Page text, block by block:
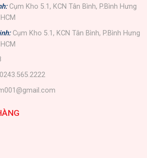
Cụm Kho 5.1, KCN Tân Bình, P.Bình Hưng
Cụm Kho 5.1, KCN Tân Bình, P.Bình Hưng